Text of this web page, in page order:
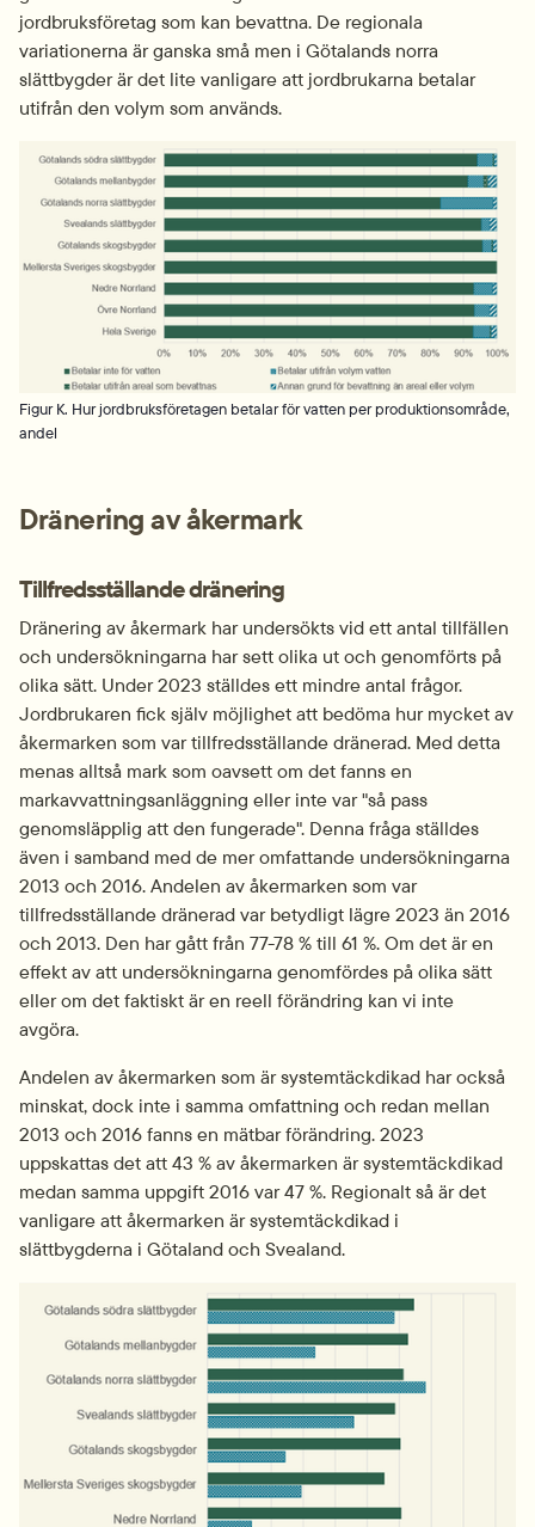
jordbruksföretag som kan bevattna. De regionala
variationerna är ganska små men i Götalands norra
slättbygder är det lite vanligare att jordbrukarna betalar
utifrån den volym som används.
Figur K. Hur jordbruksföretagen betalar för vatten per produktionsområde,
andel
Dränering av åkermark
Tillfredsställande dränering
Dränering av åkermark har undersökts vid ett antal tillfällen
och undersökningarna har sett olika ut och genomförts på
olika sätt. Under 2023 ställdes ett mindre antal frågor.
Jordbrukaren fick själv möjlighet att bedöma hur mycket av
åkermarken som var tillfredsställande dränerad. Med detta
menas alltså mark som oavsett om det fanns en
markavvattningsanläggning eller inte var "så pass
genomsläpplig att den fungerade". Denna fråga ställdes
även i samband med de mer omfattande undersökningarna
2013 och 2016. Andelen av åkermarken som var
tillfredsställande dränerad var betydligt lägre 2023 än 2016
och 2013. Den har gått från 77-78 % till 61 %. Om det är en
effekt av att undersökningarna genomfördes på olika sätt
eller om det faktiskt är en reell förändring kan vi inte
avgöra.
Andelen av åkermarken som är systemtäckdikad har också
minskat, dock inte i samma omfattning och redan mellan
2013 och 2016 fanns en mätbar förändring. 2023
uppskattas det att 43 % av åkermarken är systemtäckdikad
medan samma uppgift 2016 var 47 %. Regionalt så är det
vanligare att åkermarken är systemtäckdikad i
slättbygderna i Götaland och Svealand.